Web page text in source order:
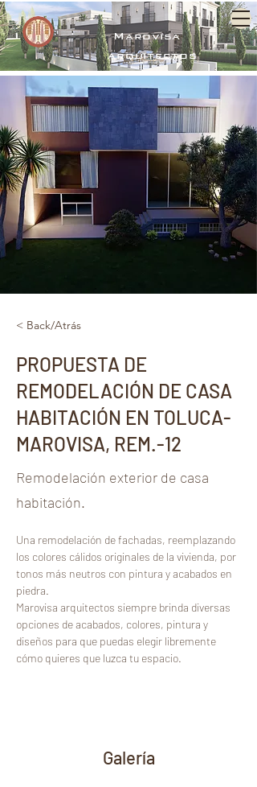
Marovisa
arquitectos
< Back/Atrás
PROPUESTA DE
REMODELACIÓN DE CASA
HABITACIÓN EN TOLUCA-
MAROVISA, REM.-12
Remodelación exterior de casa
habitación.
Una remodelación de fachadas, reemplazando
los colores cálidos originales de la vivienda, por
tonos más neutros con pintura y acabados en
piedra.
Marovisa arquitectos siempre brinda diversas
opciones de acabados, colores, pintura y
diseños para que puedas elegir libremente
cómo quieres que luzca tu espacio.
Galería